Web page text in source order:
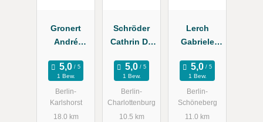
Gronert
André
xis
1 Bew.
Berlin-
Karlshorst
18.0 km
Schröder
Cathrin Dr.
xis
1 Bew.
Berlin-
Charlottenburg
10.5 km
Lerch
Gabriele
1 Bew.
Berlin-
Schöneberg
11.0 km